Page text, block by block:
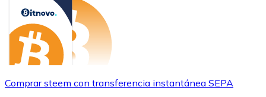
Comprar steem con transferencia instantánea SEPA